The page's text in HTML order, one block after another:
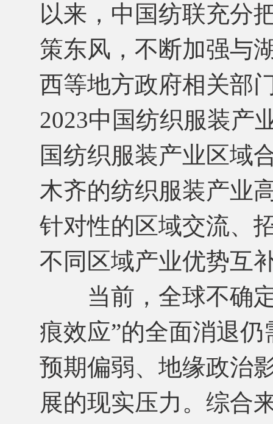
以来，中国纺联充分
策东风，不断加强与
西等地方政府相关部
2023中国纺织服装产
国纺织服装产业区域
木齐的纺织服装产业
针对性的区域交流、
不同区域产业优势互
当前，全球不确定
痕效应”的全面消退
预期偏弱、地缘政治
展的现实压力。综合